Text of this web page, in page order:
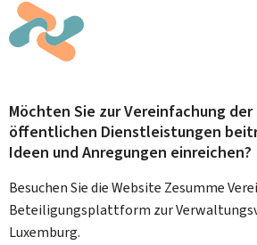
Möchten Sie zur Vereinfachung
öffentlichen Dienstleistungen
Ideen und Anregungen einreichen?
Besuchen Sie die Website Zesumme
Beteiligungsplattform zur
Luxemburg.